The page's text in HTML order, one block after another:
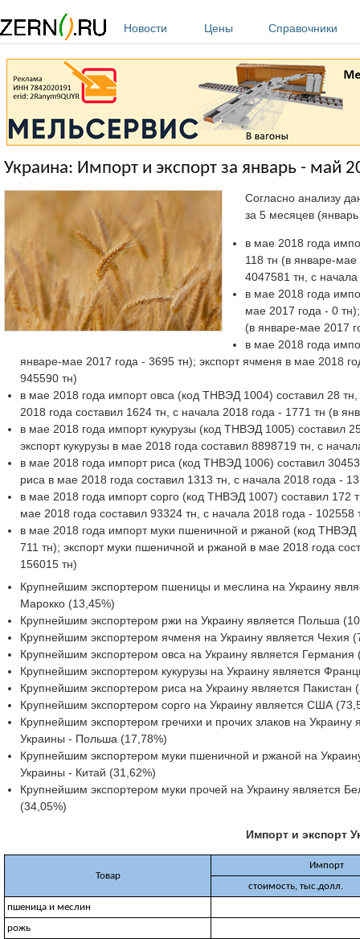
Новости
Цены Справочники
Украина: Импорт и экспорт за январь - май
Согласно анализу
за 5 месяцев
в мае 2018 года
118 тн (в январе-
4047581 тн, с
в мае 2018 года
мае 2017 года - 0
(в январе-мае 2017
в мае 2018 года
январе-мае 2017 года - 3695 тн); экспорт ячменя в мае 2018
945590 тн)
в мае 2018 года импорт овса (код ТНВЭД 1004) составил 28
2018 года составил 1624 тн, с начала 2018 года - 1771 тн (в
в мае 2018 года импорт кукурузы (код ТНВЭД 1005) составил
экспорт кукурузы в мае 2018 года составил 8898719 тн, с
в мае 2018 года импорт риса (код ТНВЭД 1006) составил
риса в мае 2018 года составил 1313 тн, с начала 2018 года -
в мае 2018 года импорт сорго (код ТНВЭД 1007) составил 172
мае 2018 года составил 93324 тн, с начала 2018 года -
в мае 2018 года импорт муки пшеничной и ржаной (код ТНВЭД
711 тн); экспорт муки пшеничной и ржаной в мае 2018 года
156015 тн)
Крупнейшим экспортером пшеницы и меслина на Украину
Марокко (13,45%)
Крупнейшим экспортером ржи на Украину является Польша
Крупнейшим экспортером ячменя на Украину является
Крупнейшим экспортером овса на Украину является
Крупнейшим экспортером кукурузы на Украину является
Крупнейшим экспортером риса на Украину является
Крупнейшим экспортером сорго на Украину является США
Крупнейшим экспортером гречихи и прочих злаков на Украину
Украины - Польша (17,78%)
Крупнейшим экспортером муки пшеничной и ржаной на
Украины - Китай (31,62%)
Крупнейшим экспортером муки прочей на Украину является
(34,05%)
Импорт и экспорт
Товар
Импорт
стоимость, тыс.долл.
пшеница и меслин
рожь